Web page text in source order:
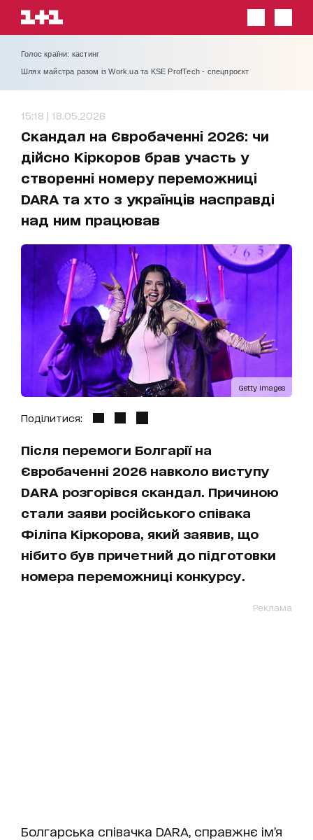
Голос країни: кастинг
Шлях майстра разом із Work.ua та KSE ProfTech - спецпроєкт
15:18 | 18.05.2026
Скандал на Євробаченні 2026: чи
дійсно Кіркоров брав участь у
створенні номеру переможниці
DARA та хто з українців насправді
над ним працював
Getty Images
Поділитися:
Після перемоги Болгарії на
Євробаченні 2026 навколо виступу
DARA розгорівся скандал. Причиною
стали заяви російського співака
Філіпа Кіркорова, який заявив, що
нібито був причетний до підготовки
номера переможниці конкурсу.
Реклама
Болгарська співачка DARA, справжнє ім’я